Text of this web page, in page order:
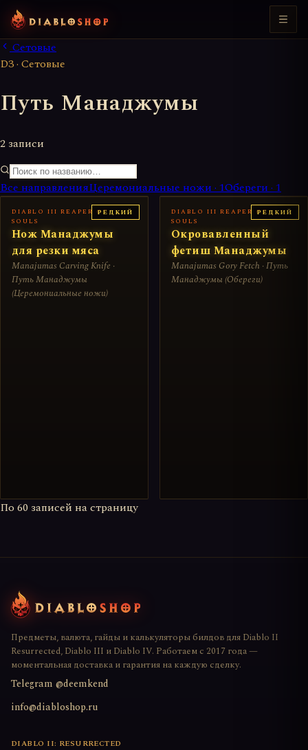
Сетовые
D3 · Сетовые
Путь Манаджумы
2 записи
Все направленияЦеремониальные ножи·1Обереги·1
РЕДКИЙ
DIABLO III REAPER OF
SOULS
Нож Манаджумы
для резки мяса
Manajumas Carving Knife ·
Путь Манаджумы
(Церемониальные ножи)
РЕДКИЙ
DIABLO III REAPER OF
SOULS
Окровавленный
фетиш Манаджумы
Manajumas Gory Fetch · Путь
Манаджумы (Обереги)
По 60 записей на страницу
Предметы, валюта, гайды и калькуляторы билдов для Diablo II
Resurrected, Diablo III и Diablo IV. Работаем с 2017 года —
моментальная доставка и гарантия на каждую сделку.
Telegram @deemkend
info@diabloshop.ru
DIABLO II: RESURRECTED